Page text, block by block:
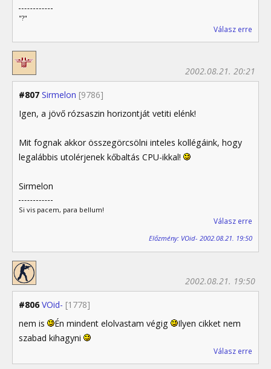
"?"
Válasz erre
#807 Sirmelon [9786]
2002.08.21. 20:21
Igen, a jövő rózsaszin horizontját vetiti elénk!
Mit fognak akkor összegörcsölni inteles kollégáink, hogy
legalábbis utolérjenek kőbaltás CPU-ikkal!
Sirmelon
Si vis pacem, para bellum!
Válasz erre
Előzmény: VOid- 2002.08.21. 19:50
#806 VOid- [1778]
2002.08.21. 19:50
nem is Én mindent elolvastam végig
Ilyen cikket nem
szabad kihagyni
Válasz erre